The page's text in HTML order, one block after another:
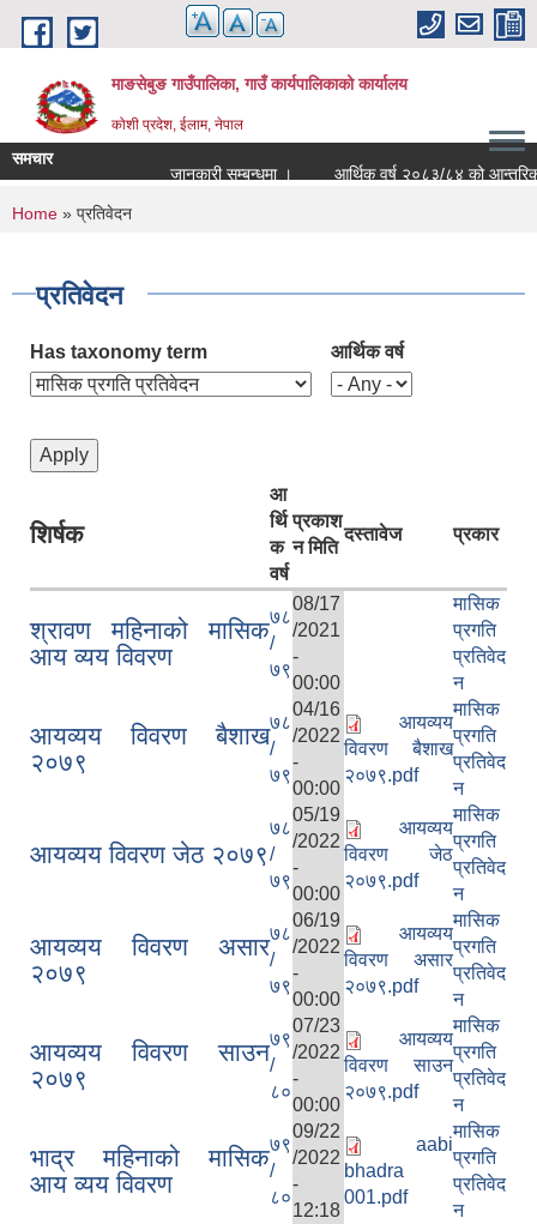
Skip to main content
माङसेबुङ गाउँपालिका, गाउँ कार्यपालिकाको कार्यालय
कोशी प्रदेश, ईलाम, नेपाल
समचार
जानकारी सम्बन्धमा ।
आर्थिक वर्ष २०८३/८४ को आन्तरिक
You are here
Home » प्रतिवेदन
प्रतिवेदन
Has taxonomy term आर्थिक वर्ष
शिर्षक
आ
र्थि
क
वर्ष
प्रकाश
न मिति
दस्तावेज प्रकार
श्रावण महिनाको मासिक
आय व्यय विवरण
७८
/
७९
08/17
/2021
-
00:00
मासिक
प्रगति
प्रतिवेद
न
आयव्यय विवरण बैशाख
२०७९
७८
/
७९
04/16
/2022
-
00:00
आयव्यय
विवरण बैशाख
२०७९.pdf
मासिक
प्रगति
प्रतिवेद
न
आयव्यय विवरण जेठ २०७९
७८
/
७९
05/19
/2022
-
00:00
आयव्यय
विवरण जेठ
२०७९.pdf
मासिक
प्रगति
प्रतिवेद
न
आयव्यय विवरण असार
२०७९
७८
/
७९
06/19
/2022
-
00:00
आयव्यय
विवरण असार
२०७९.pdf
मासिक
प्रगति
प्रतिवेद
न
आयव्यय विवरण साउन
२०७९
७९
/
८०
07/23
/2022
-
00:00
आयव्यय
विवरण साउन
२०७९.pdf
मासिक
प्रगति
प्रतिवेद
न
भाद्र महिनाको मासिक
आय व्यय विवरण
७९
/
८०
09/22
/2022
-
12:18
aabi
bhadra
001.pdf
मासिक
प्रगति
प्रतिवेद
न